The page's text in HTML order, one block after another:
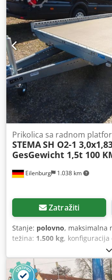
Broj prethodnih vlasnika:
Isporuka širom Nemačke
pravo na greške i prethodnu
primamo u zamenu.
učešća! Imate pitanja? Rado
Eilenburg 1.038 km
Prikolica sa radnom
STEMASH O2-1
GesGewicht 1,5t 100
Zatražiti
Stanje: polovno, maksimalna
težina: 1.500 kg, konfiguracija
, dužina
širina utovarnog prostora:
prostora:
100 mm, ukupna